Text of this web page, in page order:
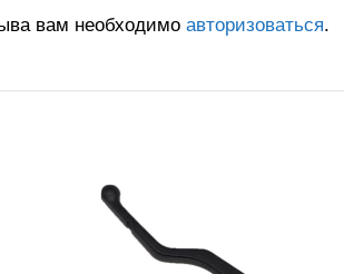
вам необходимо авторизоваться.